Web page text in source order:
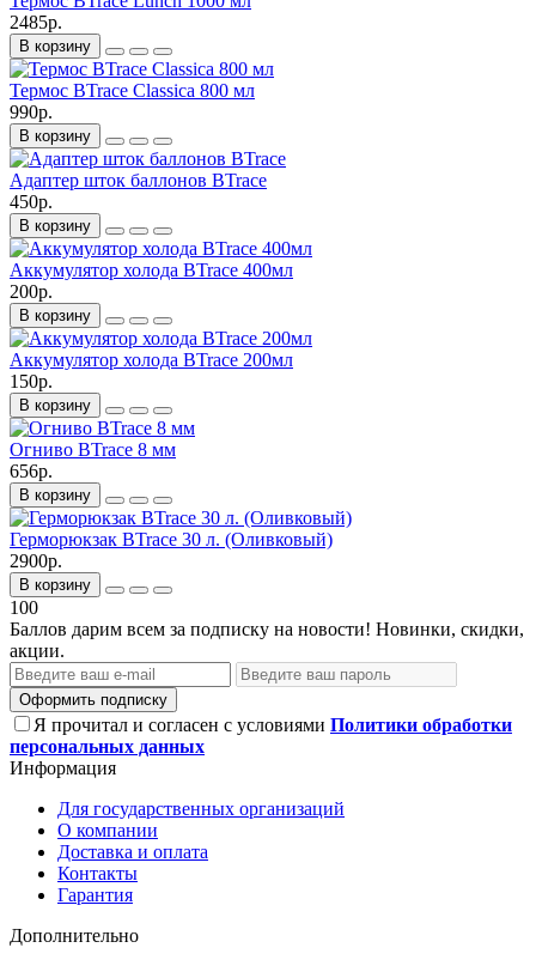
2485р.
В корзину
Термос BTrace Classica 800 мл
990р.
В корзину
Адаптер шток баллонов BTrace
450р.
В корзину
Аккумулятор холода BTrace 400мл
200р.
В корзину
Аккумулятор холода BTrace 200мл
150р.
В корзину
Огниво BTrace 8 мм
656р.
В корзину
Герморюкзак BTrace 30 л. (Оливковый)
2900р.
В корзину
100
Баллов дарим всем за подписку на новости! Новинки, скидки,
акции.
Оформить подписку
Я прочитал и согласен с условиями Политики обработки
персональных данных
Информация
Для государственных организаций
О компании
Доставка и оплата
Контакты
Гарантия
Дополнительно